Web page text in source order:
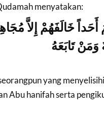
menyatakan:
أَحَداً خَالَفَهُمْ إِلاَّ
وَمَنْ تَابَعَهُ
yang
Abu hanifah serta